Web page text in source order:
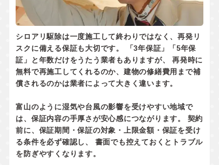
シロアリ駆除は一度施工して終わりではなく、再発リ
スクに備える保証も大切です。 「3年保証」「5年保
証」と年数だけをうたう業者もありますが、 再発時に
無料で再施工してくれるのか、 建物の修繕費用まで補
償されるのかは業者によって大きく違います。
富山のように湿気や台風の影響を受けやすい地域で
は、保証内容の手厚さが安心感につながります。 契約
前に、 保証期間・保証の対象・上限金額・保証を受け
る条件を必ず確認し、 書面でも控えておくとトラブル
を防ぎやすくなります。